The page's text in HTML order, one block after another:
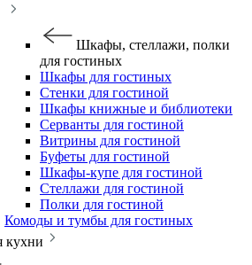
Шкафы, стеллажи, полки
для гостиных
Шкафы для гостиных
Стенки для гостиной
Шкафы книжные и библиотеки
Серванты для гостиной
Витрины для гостиной
Буфеты для гостиной
Шкафы-купе для гостиной
Стеллажи для гостиной
Полки для гостиной
Комоды и тумбы для гостиных
кухни